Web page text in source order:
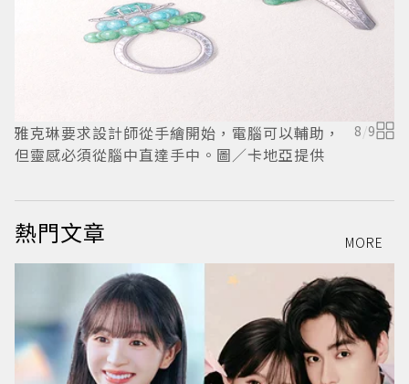
雅克琳要求設計師從手繪開始，電腦可以輔助，
但靈感必須從腦中直達手中。圖／卡地亞提供
8 /9
熱門文章 MORE